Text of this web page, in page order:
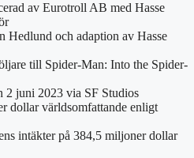
av Eurotroll AB med Hasse
Hedlund och adaption av Hasse
till Spider-Man: Into the Spider-
2 juni 2023 via SF Studios
dollar världsomfattande enligt
intäkter på 384,5 miljoner dollar